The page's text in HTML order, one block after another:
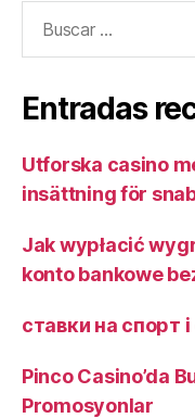
Entradas
Utforska casino
insättning för
Jak wypłacić
konto bankowe
ставки на спорт
Pinco Casino’da
Promosyonlar